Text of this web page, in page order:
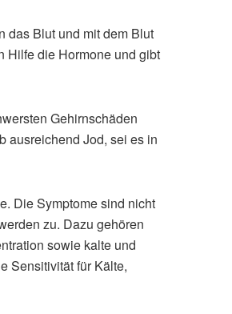
das Blut und mit dem Blut
Hilfe die Hormone und gibt
Gehirnschäden
ausreichend Jod, sei es in
Die Symptome sind nicht
zu. Dazu gehören
sowie kalte und
Sensitivität für Kälte,